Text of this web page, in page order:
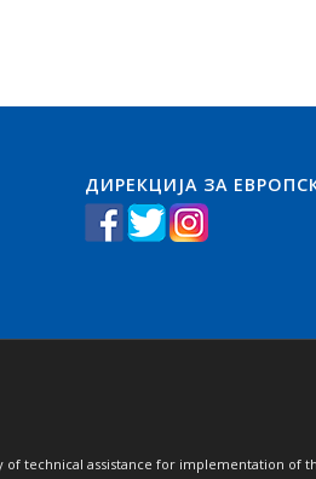
ДИРЕКЦИЈА ЗА
technical assistance for implementation of